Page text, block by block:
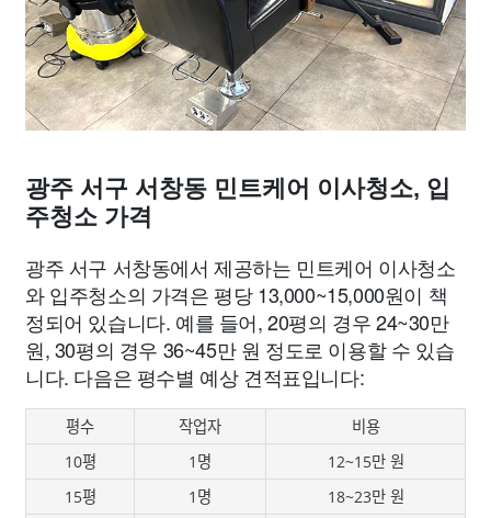
광주 서구 서창동 민트케어 이사청소, 입
주청소 가격
광주 서구 서창동에서 제공하는 민트케어 이사청소
와 입주청소의 가격은 평당 13,000~15,000원이 책
정되어 있습니다. 예를 들어, 20평의 경우 24~30만
원, 30평의 경우 36~45만 원 정도로 이용할 수 있습
니다. 다음은 평수별 예상 견적표입니다:
평수 작업자
비용
10평
1명
12~15만 원
15평
1명
18~23만 원